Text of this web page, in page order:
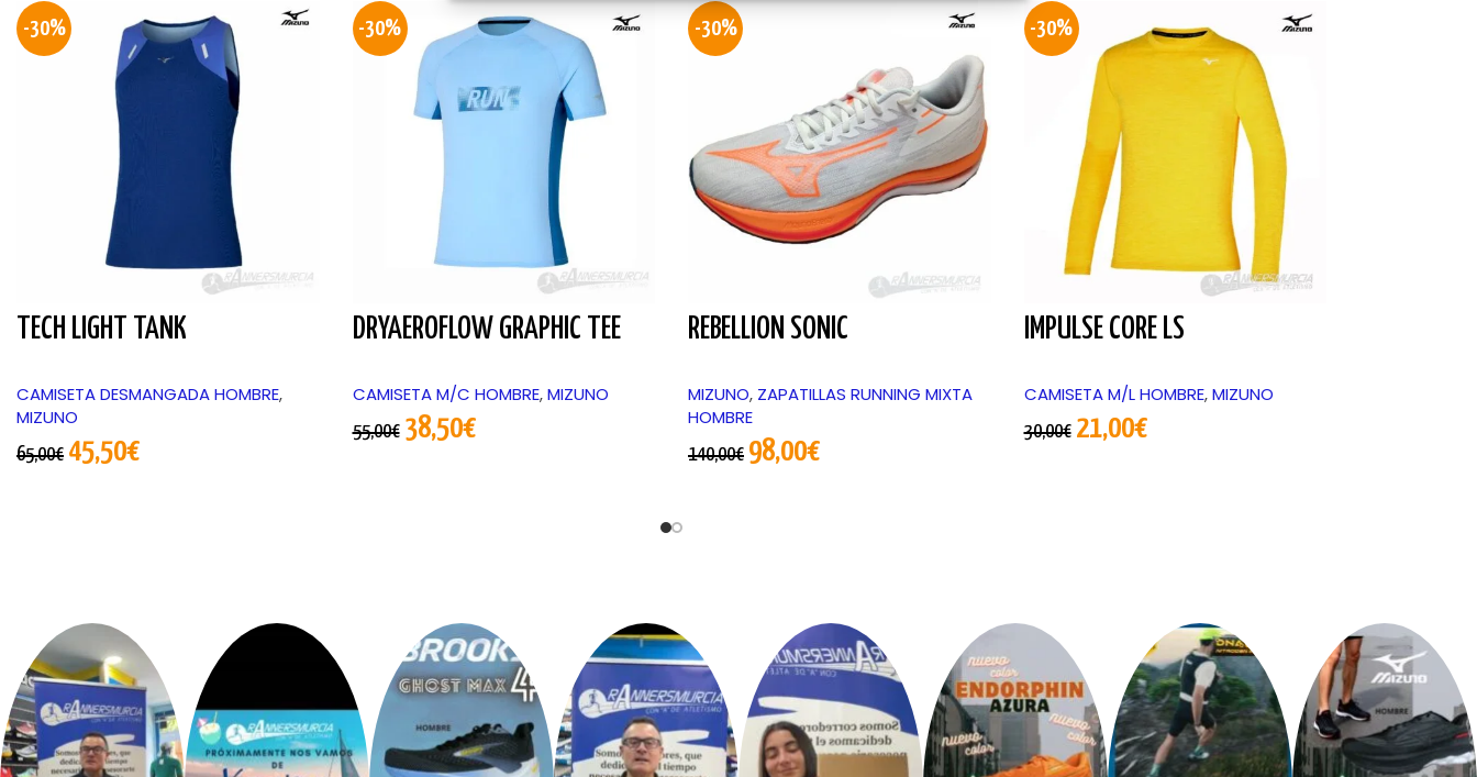
-30%
TECH LIGHT TANK
CAMISETA DESMANGADA HOMBRE,
MIZUNO
65,00€ 45,50€
-30%
DRYAEROFLOW GRAPHIC TEE
CAMISETA M/C HOMBRE, MIZUNO
55,00€ 38,50€
-30%
REBELLION SONIC
MIZUNO, ZAPATILLAS RUNNING MIXTA
HOMBRE
140,00€ 98,00€
-30%
IMPULSE CORE LS
CAMISETA M/L HOMBRE, MIZUNO
30,00€ 21,00€